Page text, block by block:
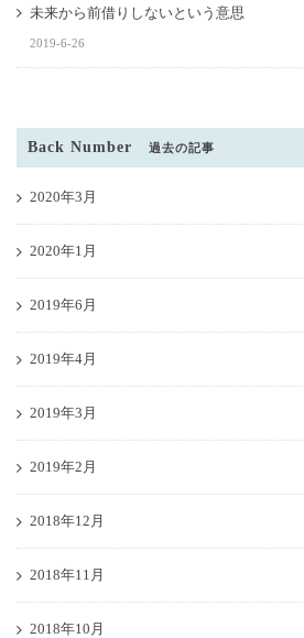
未来から前借りしないという意思
2019-6-26
Back Number 過去の記事
2020年3月
2020年1月
2019年6月
2019年4月
2019年3月
2019年2月
2018年12月
2018年11月
2018年10月